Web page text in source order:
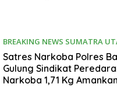
BREAKING NEWS SUMATRA
Desember 11, 2025
Satres Narkoba Polres
Gulung Sindikat
Narkoba 1,71 Kg